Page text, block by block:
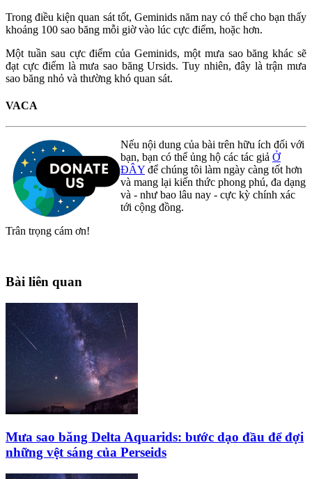
Trong điều kiện quan sát tốt, Geminids năm nay có thể cho bạn thấy
khoảng 100 sao băng mỗi giờ vào lúc cực điểm, hoặc hơn.
Một tuần sau cực điểm của Geminids, một mưa sao băng khác sẽ
đạt cực điểm là mưa sao băng Ursids. Tuy nhiên, đây là trận mưa
sao băng nhỏ và thường khó quan sát.
VACA
Nếu nội dung của bài trên hữu ích đối với
bạn, bạn có thể ủng hộ các tác giả Ở
ĐÂY để chúng tôi làm ngày càng tốt hơn
và mang lại kiến thức phong phú, đa dạng
và - như bao lâu nay - cực kỳ chính xác
tới cộng đồng.
Trân trọng cám ơn!
Bài liên quan
Mưa sao băng Delta Aquarids: bước dạo đầu để đợi
những vệt sáng của Perseids